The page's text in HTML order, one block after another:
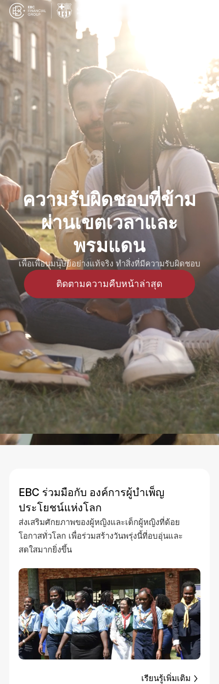
ความรับผิดชอบที่ข้าม
ผ่านเขตเวลาและ
พรมแดน
เพื่อเพื่อนมนุษย์อย่างแท้จริง ทำสิ่งที่มีความรับผิดชอบ
ติดตามความคืบหน้าล่าสุด
EBC ร่วมมือกับ องค์การผู้บำเพ็ญ
ประโยชน์แห่งโลก
ส่งเสริมศักยภาพของผู้หญิงและเด็กผู้หญิงที่ด้อย
โอกาสทั่วโลก เพื่อร่วมสร้างวันพรุ่งนี้ที่อบอุ่นและ
สดใสมากยิ่งขึ้น
เรียนรู้เพิ่มเติม